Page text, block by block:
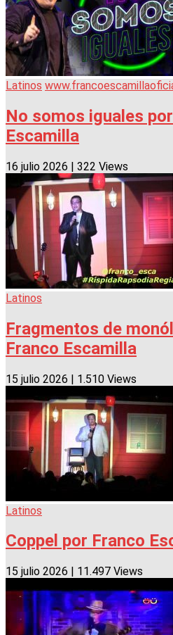
Latinos
No somos iguales
Escamilla
16 julio 2026 | 322 Views
Latinos
Fragmentos de
Franco Escamilla
15 julio 2026 | 1.510 Views
Latinos
Coppel por Franco
15 julio 2026 11.497 Views